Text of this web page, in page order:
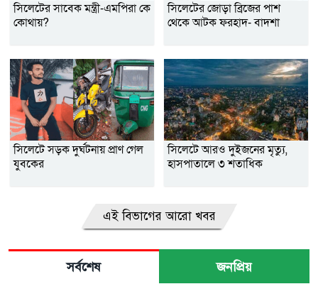
সিলেটের সাবেক মন্ত্রী-এমপিরা কে
কোথায়?
সিলেটের জোড়া ব্রিজের পাশ
থেকে আটক ফরহাদ- বাদশা
সিলেটে সড়ক দুর্ঘটনায় প্রাণ গেল
যুবকের
সিলেটে আরও দুইজনের মৃত্যু,
হাসপাতালে ৩ শতাধিক
এই বিভাগের আরো খবর
সর্বশেষ জনপ্রিয়